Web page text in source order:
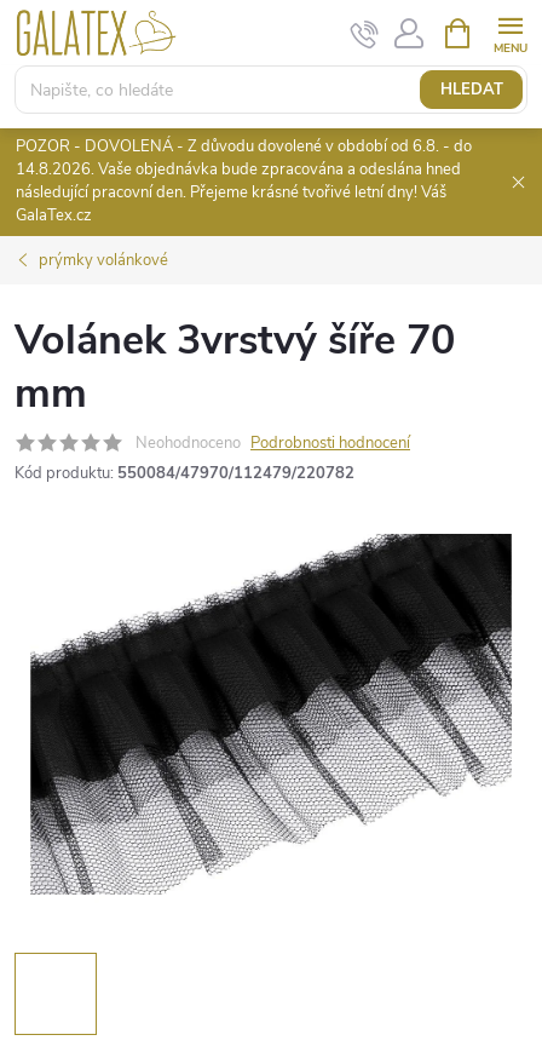
Přejít
obsah
HLEDAT
NÁKUPNÍ
KOŠÍK
POZOR - DOVOLENÁ - Z důvodu dovolené v období od 6.8. - do
14.8.2026. Vaše objednávka bude zpracována a odeslána hned
následující pracovní den. Přejeme krásné tvořivé letní dny! Váš
GalaTex.cz
prýmky volánkové
Volánek 3vrstvý šíře 70
mm
Neohodnoceno Podrobnosti hodnocení
Kód produktu: 550084/47970/112479/220782